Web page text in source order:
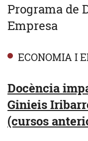
Programa de
Empresa
ECONOMIA I
Docència
Ginieis
(cursos